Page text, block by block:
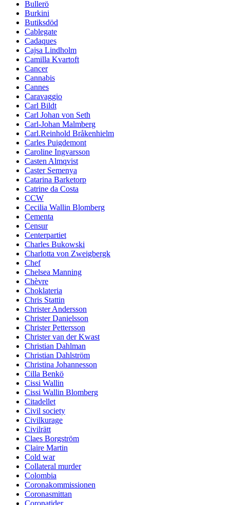
Bullerö
Burkini
Butiksdöd
Cablegate
Cadaques
Cajsa Lindholm
Camilla Kvartoft
Cancer
Cannabis
Cannes
Caravaggio
Carl Bildt
Carl Johan von Seth
Carl-Johan Malmberg
Carl.Reinhold Bråkenhielm
Carles Puigdemont
Caroline Ingvarsson
Casten Almqvist
Caster Semenya
Catarina Barketorp
Catrine da Costa
CCW
Cecilia Wallin Blomberg
Cementa
Censur
Centerpartiet
Charles Bukowski
Charlotta von Zweigbergk
Chef
Chelsea Manning
Chèvre
Choklateria
Chris Stattin
Christer Andersson
Christer Danielsson
Christer Pettersson
Christer van der Kwast
Christian Dahlman
Christian Dahlström
Christina Johannesson
Cilla Benkö
Cissi Wallin
Cissi Wallin Blomberg
Citadellet
Civil society
Civilkurage
Civilrätt
Claes Borgström
Claire Martin
Cold war
Collateral murder
Colombia
Coronakommissionen
Coronasmittan
Coronatider